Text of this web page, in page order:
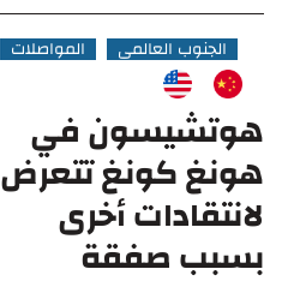
الجنوب العالمي المواصلات
هوتشيسون في
هونغ كونغ تتعرض
لانتقادات أخرى
بسبب صفقة